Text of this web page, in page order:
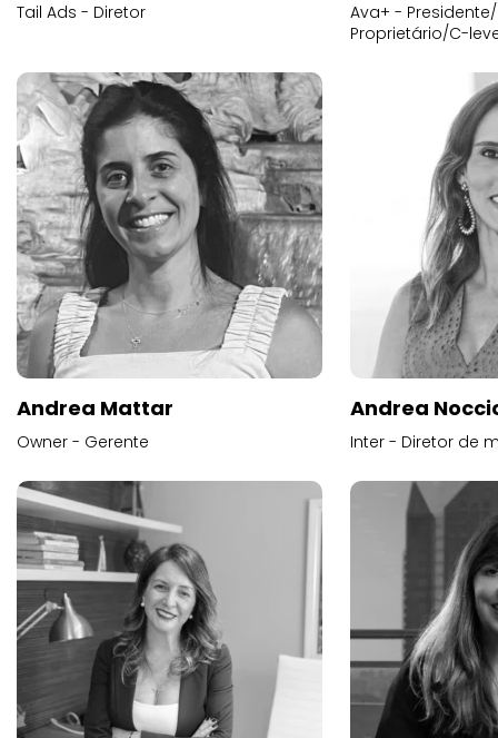
Tail Ads - Diretor
Ava+ -
Proprietário/C-
Andrea Mattar
Owner - Gerente
Andrea
Inter - Diretor de